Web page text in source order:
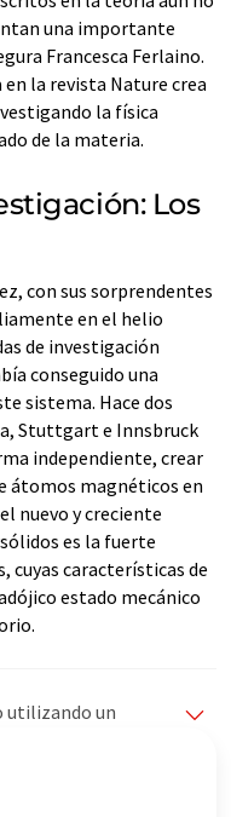
una importante
Francesca Ferlaino.
la revista Nature crea
la física
de la materia.
Los
con sus sorprendentes
en el helio
de investigación
conseguido una
sistema. Hace dos
Stuttgart e Innsbruck
independiente, crear
átomos magnéticos en
nuevo y creciente
es la fuerte
cuyas características de
estado mecánico
utilizando un
para presentar